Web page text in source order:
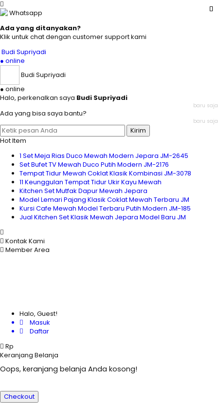
Whatsapp
Ada yang ditanyakan?
Klik untuk chat dengan customer support kami
Budi Supriyadi
● online
Budi Supriyadi
● online
Halo, perkenalkan saya Budi Supriyadi
baru saja
Ada yang bisa saya bantu?
baru saja
Kirim
Hot Item
1 Set Meja Rias Duco Mewah Modern Jepara JM-2645
Set Bufet TV Mewah Duco Putih Modern JM-2176
Tempat Tidur Mewah Coklat Klasik Kombinasi JM-3078
11 Keunggulan Tempat Tidur Ukir Kayu Mewah
Kitchen Set Mutfak Dapur Mewah Jepara
Model Lemari Pajang Klasik Coklat Mewah Terbaru JM
Kursi Cafe Mewah Model Terbaru Putih Modern JM-185
Jual Kitchen Set Klasik Mewah Jepara Model Baru JM
Kontak Kami
Member Area
Halo, Guest!
Masuk
Daftar
Rp
Keranjang Belanja
Oops, keranjang belanja Anda kosong!
Checkout